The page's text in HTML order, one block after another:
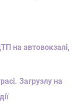
на автовокзалі,
Загрузлу на